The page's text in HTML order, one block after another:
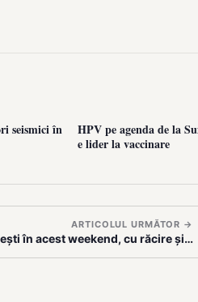
seismici în
HPV pe agenda de la
e lider la vaccinare
ARTICOLUL URMĂTOR →
în acest weekend, cu răcire și…